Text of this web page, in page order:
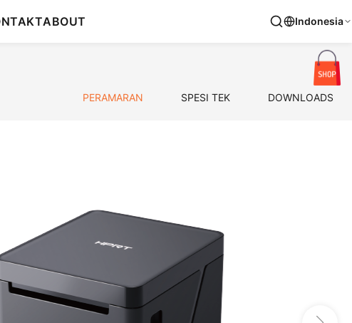
ABOUT Indonesia
PERAMARAN SPESI TEK DOWNLOADS